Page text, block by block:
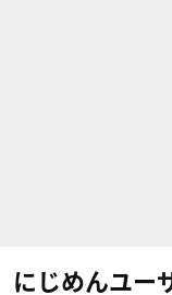
にじめんユー